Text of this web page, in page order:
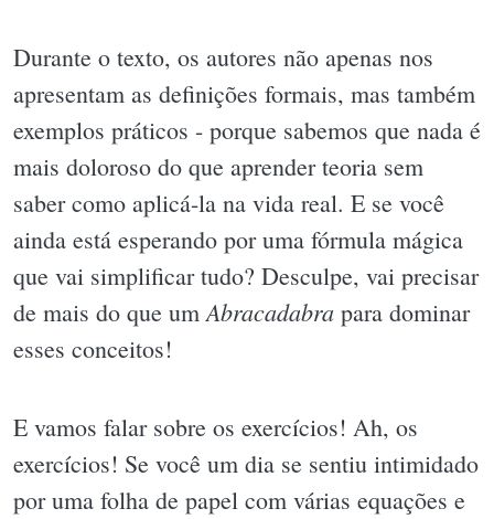
Durante o texto, os autores não apenas nos
apresentam as definições formais, mas também
exemplos práticos - porque sabemos que nada é
mais doloroso do que aprender teoria sem
saber como aplicá-la na vida real. E se você
ainda está esperando por uma fórmula mágica
que vai simplificar tudo? Desculpe, vai precisar
de mais do que um Abracadabra para dominar
esses conceitos!
E vamos falar sobre os exercícios! Ah, os
exercícios! Se você um dia se sentiu intimidado
por uma folha de papel com várias equações e